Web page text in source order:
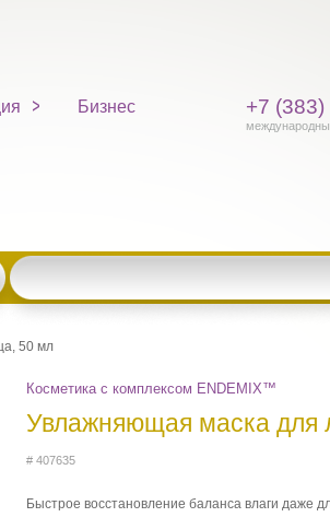
Бизнес +7
50 мл
Косметика с комплексом ENDEMIX™
Увлажняющая маска для
# 407635
Быстрое восстановление баланса влаги даже